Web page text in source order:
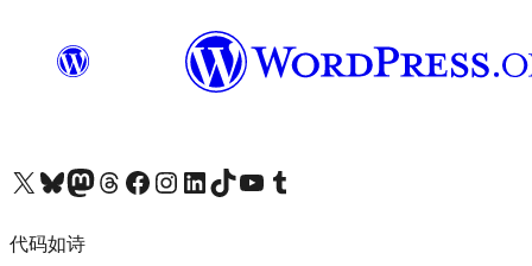
关注我们的 X（原 Twitter）账号访问我们的 Bluesky 账号关注我们的 Mastodon 账号访问我们的 Threads 账号 访问我们的 Facebook 公共主页关注我们的 Instagram 账号 关注我们的 LinkedIn 主页访问我们的 TikTok 账号访问我们的 YouTube 频道 访问我们的 Tumblr 账号
代码如诗